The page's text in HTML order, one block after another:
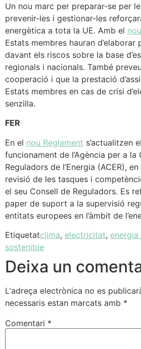
Un nou marc per preparar-se per
prevenir-les i gestionar-les
energètica a tota la UE. Amb el
Estats membres hauran d’elaborar
davant els riscos sobre la base
regionals i nacionals. També
cooperació i que la prestació
Estats membres en cas de crisi
senzilla.
FER
En el nou Reglament s’actualitzen
funcionament de l’Agència per a
Reguladors de l’Energia (ACER),
revisió de les tasques i
el seu Consell de Reguladors. Es
paper de suport a la supervisió
entitats europees en l’àmbit de
Etiquetatclima, electricitat, energia
sostenible
Deixa un
L'adreça electrònica no es
necessaris estan marcats amb *
Comentari *